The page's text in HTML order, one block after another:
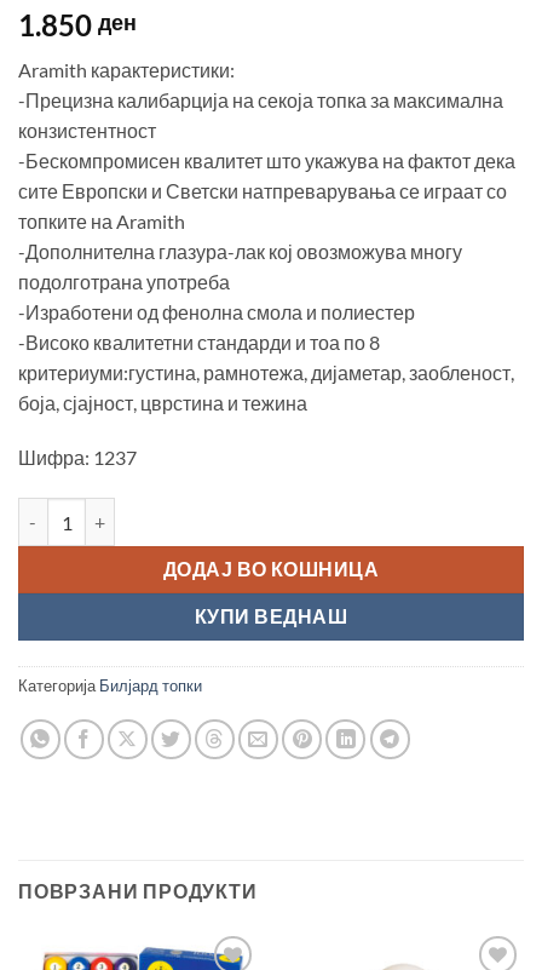
1.850 ден
Aramith карактеристики:
-Прецизна калибарција на секоја топка за максимална
конзистентност
-Бескомпромисен квалитет што укажува на фактот дека
сите Европски и Светски натпреварувања се играат со
топките на Aramith
-Дополнителна глазура-лак кој овозможува многу
подолготрана употреба
-Изработени од фенолна смола и полиестер
-Високо квалитетни стандарди и тоа по 8
критериуми:густина, рамнотежа, дијаметар, заобленост,
боја, сјајност, цврстина и тежина
Шифра: 1237
ДОДАЈ ВО КОШНИЦА
КУПИ ВЕДНАШ
Категорија Билјард топки
ПОВРЗАНИ ПРОДУКТИ